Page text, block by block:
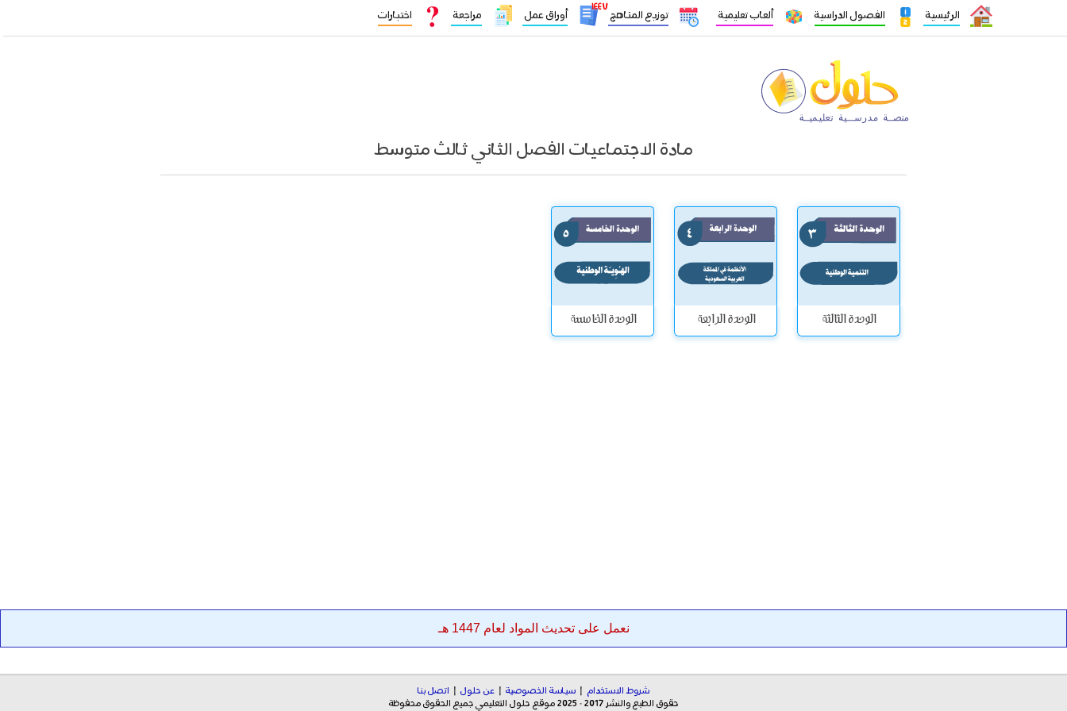
الرئيسية الفصول الدراسية ألعاب تعليمية توزيع المناهج
١٤٤٧
أوراق عمل مراجعة اختبارات
مادة الاجتماعيات الفصل الثاني ثالث متوسط
الوحدة الثالثة الوحدة الرابعة الوحدة الخامسة
نعمل على تحديث المواد لعام 1447 هـ
شروط الاستخدام | سياسة الخصوصية | عن حلول |
اتصل بنا
حقوق الطبع والنشر 2017 - 2025 موقع حلول التعليمي جميع الحقوق محفوظة